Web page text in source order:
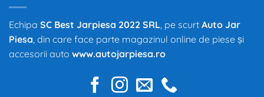
Echipa SC Best Jarpiesa 2022 SRL, pe scurt Auto Jar
Piesa, din care face parte magazinul online de piese și
accesorii auto www.autojarpiesa.ro